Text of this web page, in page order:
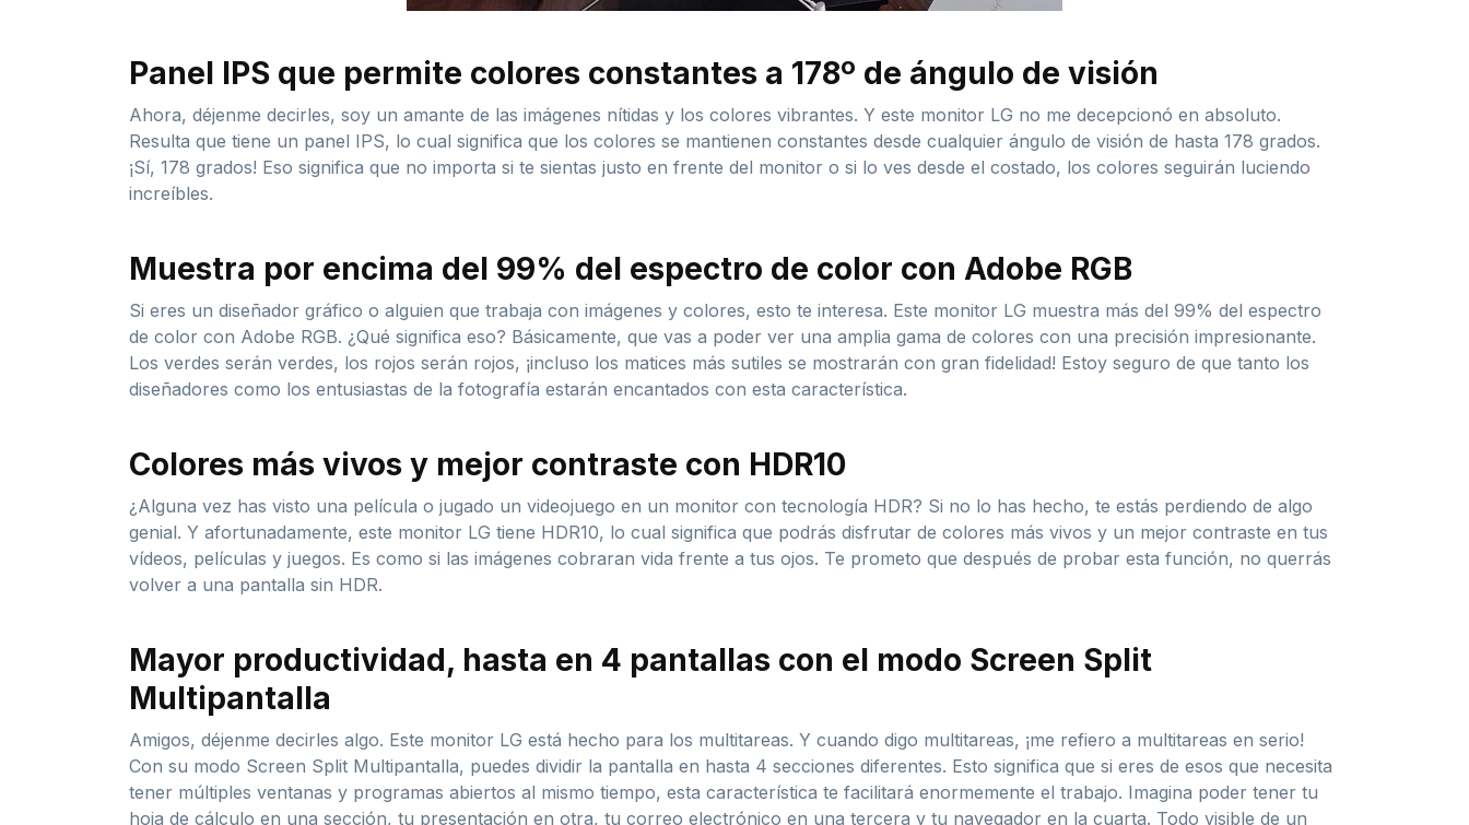
Panel IPS que permite colores constantes a 178º de ángulo de visión
Ahora, déjenme decirles, soy un amante de las imágenes nítidas y los colores vibrantes. Y este monitor LG no me decepcionó en absoluto.
Resulta que tiene un panel IPS, lo cual significa que los colores se mantienen constantes desde cualquier ángulo de visión de hasta 178 grados.
¡Sí, 178 grados! Eso significa que no importa si te sientas justo en frente del monitor o si lo ves desde el costado, los colores seguirán luciendo
increíbles.
Muestra por encima del 99% del espectro de color con Adobe RGB
Si eres un diseñador gráfico o alguien que trabaja con imágenes y colores, esto te interesa. Este monitor LG muestra más del 99% del espectro
de color con Adobe RGB. ¿Qué significa eso? Básicamente, que vas a poder ver una amplia gama de colores con una precisión impresionante.
Los verdes serán verdes, los rojos serán rojos, ¡incluso los matices más sutiles se mostrarán con gran fidelidad! Estoy seguro de que tanto los
diseñadores como los entusiastas de la fotografía estarán encantados con esta característica.
Colores más vivos y mejor contraste con HDR10
¿Alguna vez has visto una película o jugado un videojuego en un monitor con tecnología HDR? Si no lo has hecho, te estás perdiendo de algo
genial. Y afortunadamente, este monitor LG tiene HDR10, lo cual significa que podrás disfrutar de colores más vivos y un mejor contraste en tus
vídeos, películas y juegos. Es como si las imágenes cobraran vida frente a tus ojos. Te prometo que después de probar esta función, no querrás
volver a una pantalla sin HDR.
Mayor productividad, hasta en 4 pantallas con el modo Screen Split
Multipantalla
Amigos, déjenme decirles algo. Este monitor LG está hecho para los multitareas. Y cuando digo multitareas, ¡me refiero a multitareas en serio!
Con su modo Screen Split Multipantalla, puedes dividir la pantalla en hasta 4 secciones diferentes. Esto significa que si eres de esos que necesita
tener múltiples ventanas y programas abiertos al mismo tiempo, esta característica te facilitará enormemente el trabajo. Imagina poder tener tu
hoja de cálculo en una sección, tu presentación en otra, tu correo electrónico en una tercera y tu navegador en la cuarta. Todo visible de un